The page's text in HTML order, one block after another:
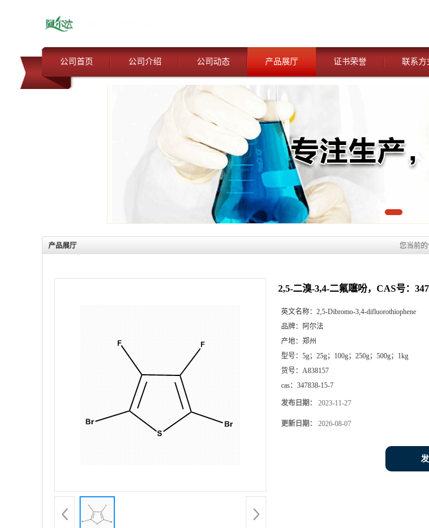
公司首页 公司介绍 公司动态 产品展厅 证书荣誉 联系方
产品展厅 您当前的
2,5-二溴-3,4-二氟噻吩，CAS号：
英文名称： 2,5-Dibromo-3,4-difluorothiophene
品牌：
阿尔法
产地： 郑州
型号： 5g；25g；100g；250g；500g；1kg
货号： A838157
cas： 347838-15-7
发布日期： 2023-11-27
更新日期： 2026-08-07